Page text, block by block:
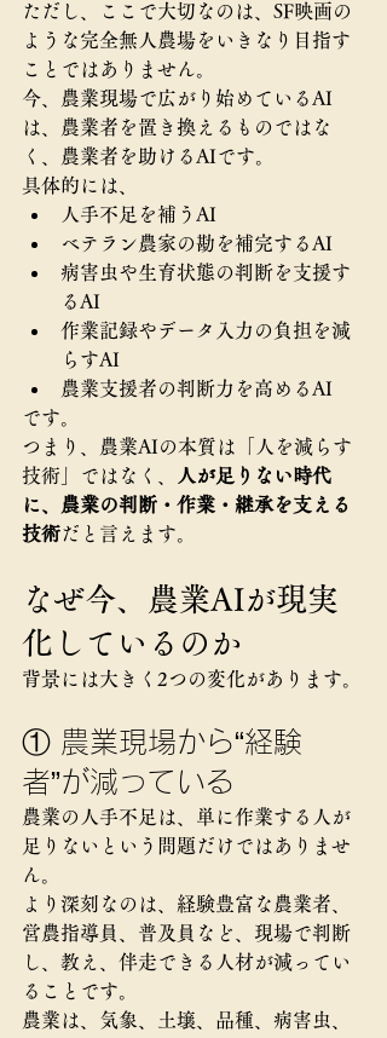
ただし、ここで大切なのは、SF映画の
ような完全無人農場をいきなり目指す
ことではありません。
今、農業現場で広がり始めているAI
は、農業者を置き換えるものではな
く、農業者を助けるAIです。
具体的には、
人手不足を補うAI
ベテラン農家の勘を補完するAI
病害虫や生育状態の判断を支援す
るAI
作業記録やデータ入力の負担を減
らすAI
農業支援者の判断力を高めるAI
です。
つまり、農業AIの本質は「人を減らす
技術」ではなく、
人が足りない時代
に、農業の判断・作業・継承を支える
技術だと言えます。
なぜ今、農業AIが現実
化しているのか
背景には大きく2つの変化があります。
① 農業現場から“経験
者”が減っている
農業の人手不足は、単に作業する人が
足りないという問題だけではありませ
ん。
より深刻なのは、経験豊富な農業者、
営農指導員、普及員など、現場で判断
し、教え、伴走できる人材が減ってい
ることです。
農業は、気象、土壌、品種、病害虫、